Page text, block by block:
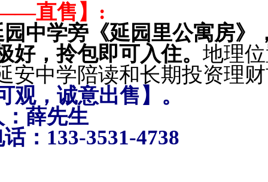
——直售】:
中学旁《延园里公寓房》
好，拎包即可入住。 地理
安中学陪读和长期投资理财
，诚意出售】。
薛先生
： 133-3531-4738